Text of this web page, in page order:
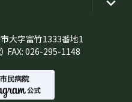
大字富竹1333番地1
FAX: 026-295-1148